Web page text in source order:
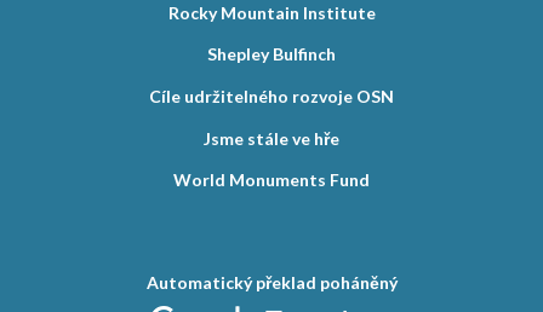
Rocky Mountain Institute
Shepley Bulfinch
Cíle udržitelného rozvoje OSN
Jsme stále ve hře
World Monuments Fund
Automatický překlad poháněný